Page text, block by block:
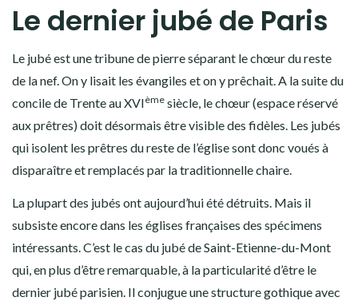
Le dernier jubé de Paris
Le jubé est une tribune de pierre séparant le chœur du reste
de la nef. On y lisait les évangiles et on y prêchait. A la suite du
concile de Trente au XVIème siècle, le chœur (espace réservé
aux prêtres) doit désormais être visible des fidèles. Les jubés
qui isolent les prêtres du reste de l’église sont donc voués à
disparaître et remplacés par la traditionnelle chaire.
La plupart des jubés ont aujourd’hui été détruits. Mais il
subsiste encore dans les églises françaises des spécimens
intéressants. C’est le cas du jubé de Saint-Etienne-du-Mont
qui, en plus d’être remarquable, à la particularité d’être le
dernier jubé parisien. Il conjugue une structure gothique avec